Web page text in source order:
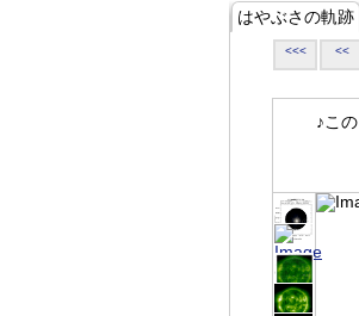
はやぶさの軌跡
<<< <<
♪この